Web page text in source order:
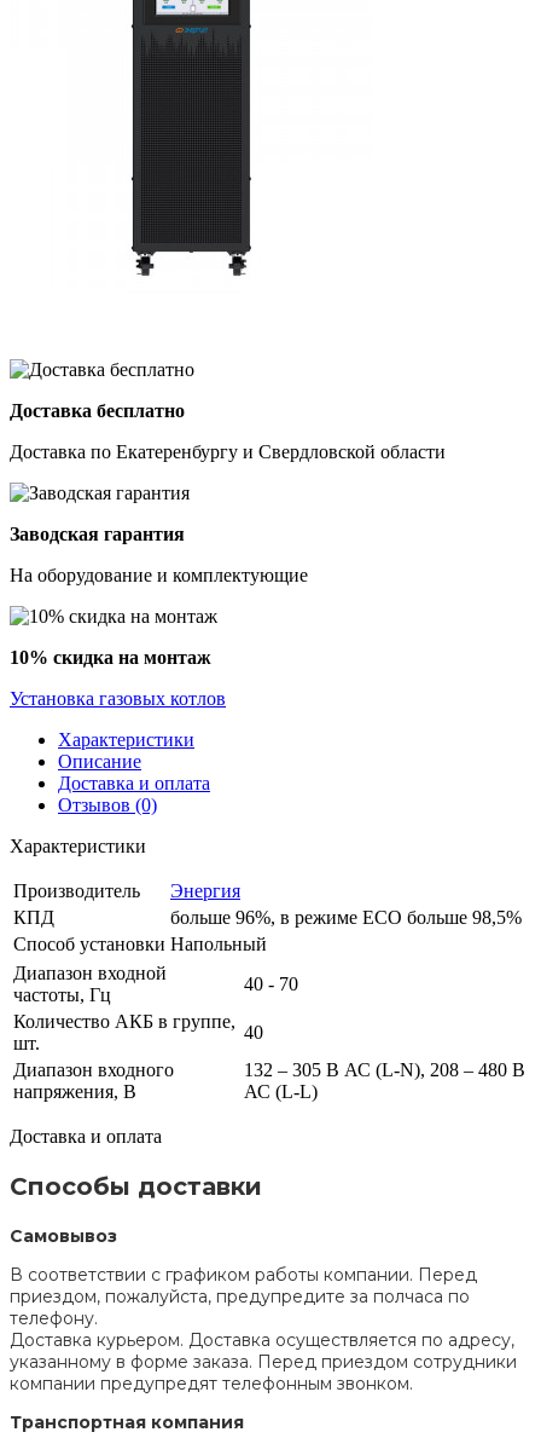
Доставка бесплатно
Доставка по Екатеренбургу и Свердловской области
Заводская гарантия
На оборудование и комплектующие
10% скидка на монтаж
Установка газовых котлов
Характеристики
Описание
Доставка и оплата
Отзывов (0)
Характеристики
Производитель
Энергия
КПД
больше 96%, в режиме ECO больше 98,5%
Способ установки Напольный
Диапазон входной
частоты, Гц
40 - 70
Количество АКБ в группе,
шт.
40
Диапазон входного
напряжения, В
132 – 305 В АС (L-N), 208 – 480 В
АС (L-L)
Доставка и оплата
Способы доставки
Самовывоз
В соответствии с графиком работы компании. Перед
приездом, пожалуйста, предупредите за полчаса по
телефону.
Доставка курьером. Доставка осуществляется по адресу,
указанному в форме заказа. Перед приездом сотрудники
компании предупредят телефонным звонком.
Транспортная компания